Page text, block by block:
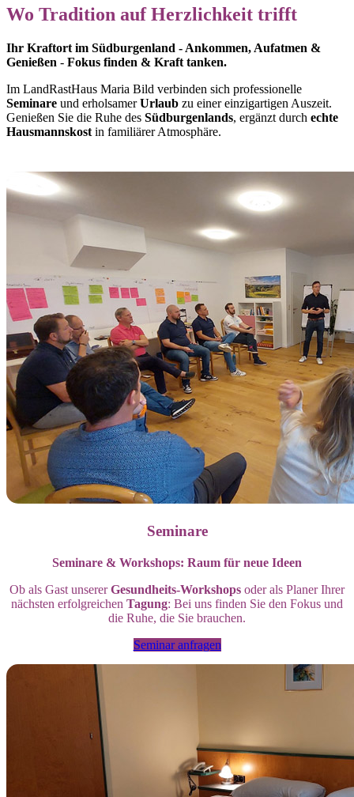
Wo Tradition auf Herzlichkeit trifft
Ihr Kraftort im Südburgenland - Ankommen, Aufatmen &
Genießen - Fokus finden & Kraft tanken.
Im LandRastHaus Maria Bild verbinden sich professionelle
Seminare und erholsamerUrlaub zu einer einzigartigen Auszeit.
Genießen Sie die Ruhe des Südburgenlands, ergänzt durch echte
Hausmannskost in familiärer Atmosphäre.
Seminare
Seminare & Workshops: Raum für neue Ideen
Ob als Gast unsererGesundheits-Workshops oder als Planer Ihrer
nächsten erfolgreichen Tagung: Bei uns finden Sie den Fokus und
die Ruhe, die Sie brauchen.
Seminar anfragen